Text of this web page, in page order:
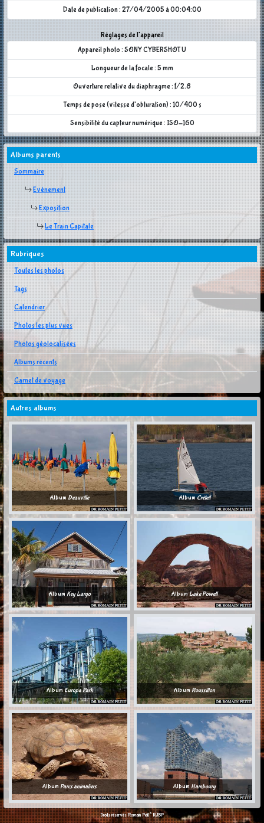
Date de publication : 27/04/2005 à 00:04:00
Réglages de l'appareil
Appareil photo : SONY CYBERSHOT U
Longueur de la focale : 5 mm
Ouverture relative du diaphragme : f/2.8
Temps de pose (vitesse d'obturation) : 10/400 s
Sensibilité du capteur numérique : ISO-160
Albums parents
Sommaire
Evènement
Exposition
Le Train Capitale
Rubriques
Toutes les photos
Tags
Calendrier
Photos les plus vues
Photos géolocalisées
Albums récents
Carnet de voyage
Autres albums
Album Deauville AlbumCréteil
Album Key Largo AlbumLake Powell
AlbumEuropa Park Album Roussillon
Album Parcs animaliers Album Hambourg
Droits réservés Romain Petit©RJBP